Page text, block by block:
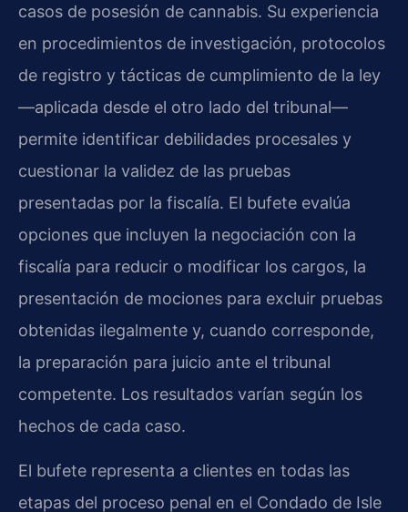
casos de posesión de cannabis. Su experiencia
en procedimientos de investigación, protocolos
de registro y tácticas de cumplimiento de la ley
—aplicada desde el otro lado del tribunal—
permite identificar debilidades procesales y
cuestionar la validez de las pruebas
presentadas por la fiscalía. El bufete evalúa
opciones que incluyen la negociación con la
fiscalía para reducir o modificar los cargos, la
presentación de mociones para excluir pruebas
obtenidas ilegalmente y, cuando corresponde,
la preparación para juicio ante el tribunal
competente. Los resultados varían según los
hechos de cada caso.
El bufete representa a clientes en todas las
etapas del proceso penal en el Condado de Isle